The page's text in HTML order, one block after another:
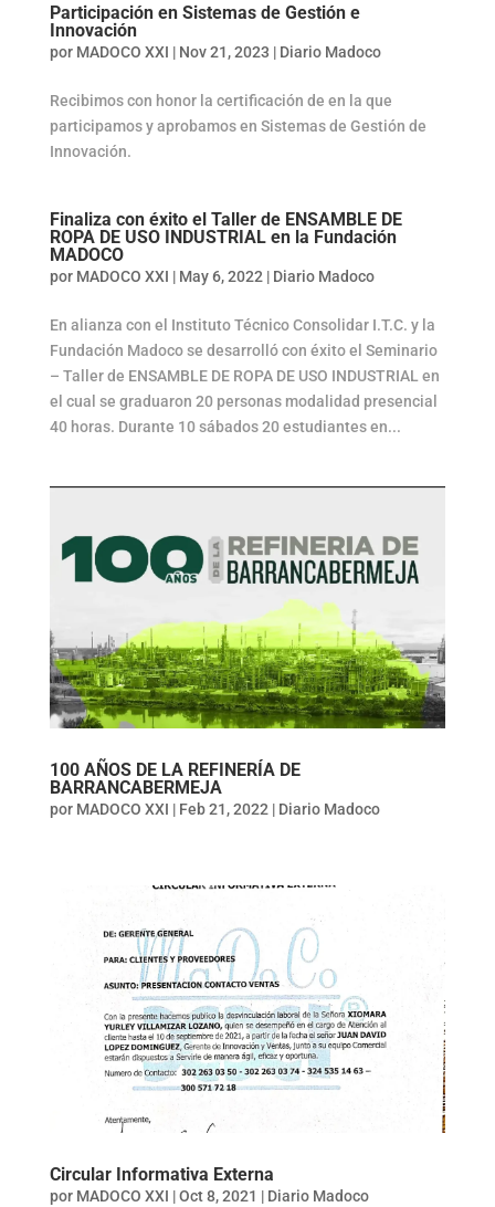
Participación en Sistemas de Gestión e
Innovación
por MADOCO XXI | Nov 21, 2023 | Diario Madoco
Recibimos con honor la certificación de en la que
participamos y aprobamos en Sistemas de Gestión de
Innovación.
Finaliza con éxito el Taller de ENSAMBLE DE
ROPA DE USO INDUSTRIAL en la Fundación
MADOCO
por MADOCO XXI | May 6, 2022 | Diario Madoco
En alianza con el Instituto Técnico Consolidar I.T.C. y la
Fundación Madoco se desarrolló con éxito el Seminario
– Taller de ENSAMBLE DE ROPA DE USO INDUSTRIAL en
el cual se graduaron 20 personas modalidad presencial
40 horas. Durante 10 sábados 20 estudiantes en...
100 AÑOS DE LA REFINERÍA DE
BARRANCABERMEJA
por MADOCO XXI | Feb 21, 2022| Diario Madoco
Circular Informativa Externa
por MADOCO XXI |Oct 8, 2021 | Diario Madoco